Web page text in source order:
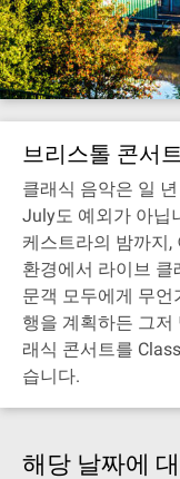
브리스톨 콘서
클래식 음악은 일
July도 예외가 아닙
케스트라의 밤까지,
환경에서 라이브
문객 모두에게 무언
행을 계획하든 그저
래식 콘서트를
습니다.
해당 날짜에